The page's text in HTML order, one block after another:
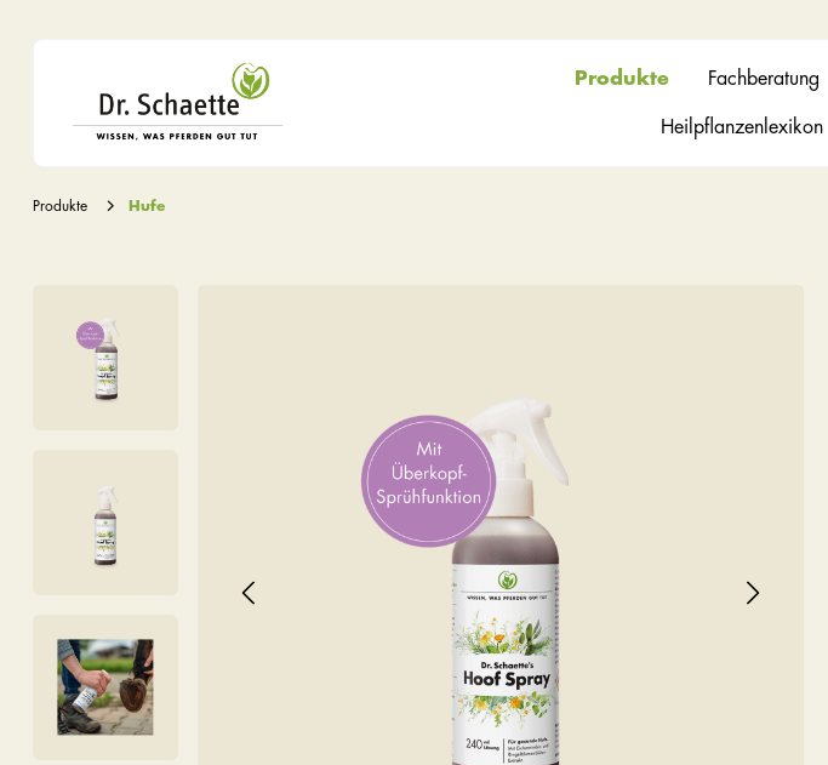
Produkte Fachberatung
Heilpflanzenlexikon
Produkte Hufe